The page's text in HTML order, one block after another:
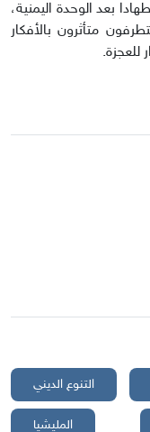
بعد الوحدة اليمنية،
فجّر متطرفون متأثرون بالأفكار
للعجزة.
التنوع الديني
المليشيا